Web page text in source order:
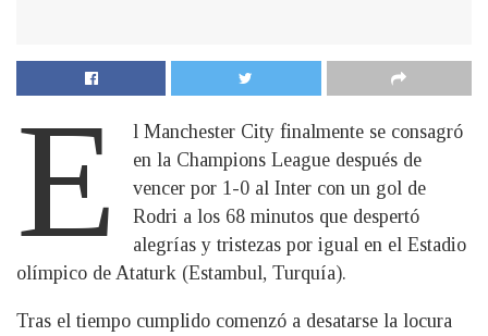
E
l Manchester City finalmente se consagró
en la Champions League después de
vencer por 1-0 al Inter con un gol de
Rodri a los 68 minutos que despertó
alegrías y tristezas por igual en el Estadio
olímpico de Ataturk (Estambul, Turquía).
Tras el tiempo cumplido comenzó a desatarse la locura